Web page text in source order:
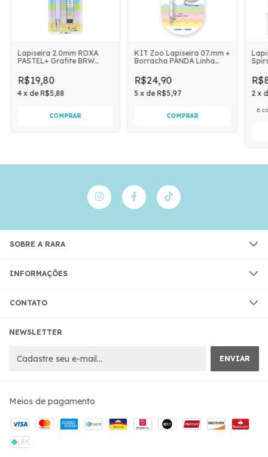
Lapiseira 2.0mm ROXA
PASTEL+ Grafite BRW
R$19,80
4 x deR$5,88
KIT Zoo Lapiseira 07.mm +
Borracha PANDA Linha
R$24,90
5 xdeR$5,97 2 x
6
SOBRE A RARA
INFORMAÇÕES
CONTATO
NEWSLETTER
Meios de pagamento